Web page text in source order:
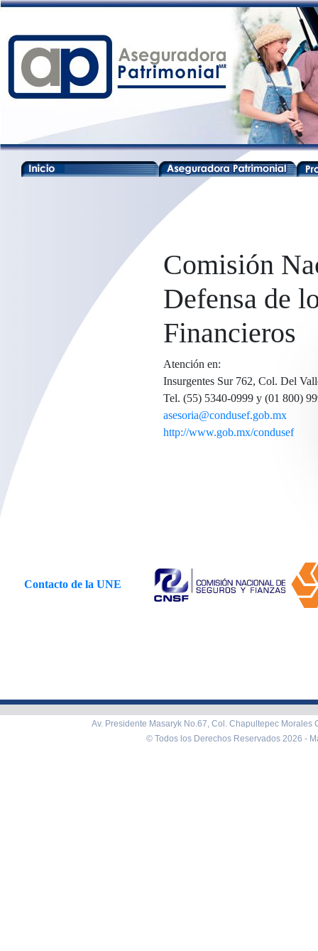
Comisión
Defensa de
Financieros
Atención en:
Insurgentes Sur 762, Col. Del
Tel. (55) 5340-0999 y (01 800)
asesoria@condusef.gob.mx
http://www.gob.mx/condusef
Contacto de la UNE
Av. Presidente Masaryk No.67, Col. Chapultepec
© Todos los Derechos Reservados 2026 -